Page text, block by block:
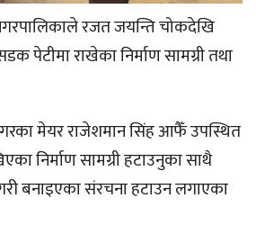
रजत जयन्ति चोकदेखि
पेटीमा राखेका निर्माण सामग्री तथा
मेयर राजेशमान सिंह आफैँ उपस्थित
निर्माण सामग्री हटाउनुका साथै
बनाइएका संरचना हटाउन लगाएका